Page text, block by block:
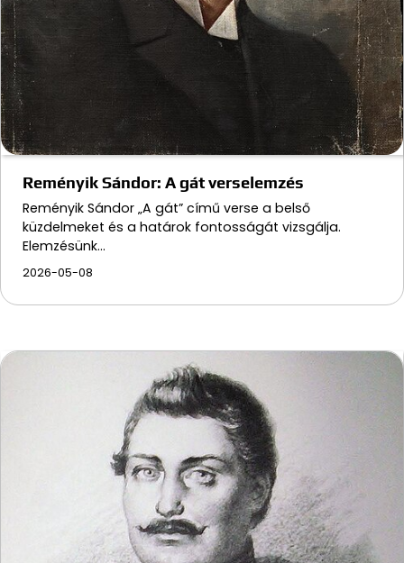
Reményik Sándor: A gát verselemzés
Reményik Sándor „A gát” című verse a belső
küzdelmeket és a határok fontosságát vizsgálja.
Elemzésünk…
2026-05-08